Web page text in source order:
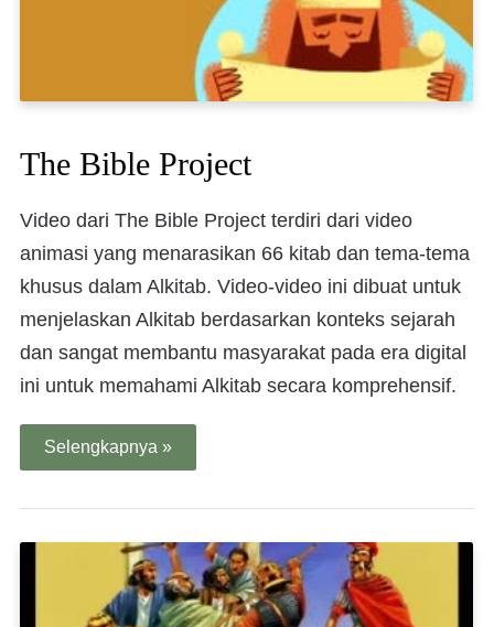
The Bible Project
Video dari The Bible Project terdiri dari video
animasi yang menarasikan 66 kitab dan tema-tema
khusus dalam Alkitab. Video-video ini dibuat untuk
menjelaskan Alkitab berdasarkan konteks sejarah
dan sangat membantu masyarakat pada era digital
ini untuk memahami Alkitab secara komprehensif.
Selengkapnya »